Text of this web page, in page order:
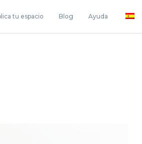
tu espacio Blog Ayuda